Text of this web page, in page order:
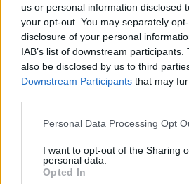
us or personal information disclosed
your opt-out. You may separately
disclosure of your personal
IAB’s list of downstream
also be disclosed by us to third
Downstream Participants that may
Personal Data Processing Opt
I want to opt-out of the Sharing
personal data.
Opted In
Στην περίπτωση τηςRivian,οι
για τους μετόχους